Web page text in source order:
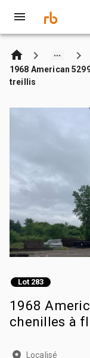
1968 American
treillis
Lot 283
1968
chenilles à
Localisé